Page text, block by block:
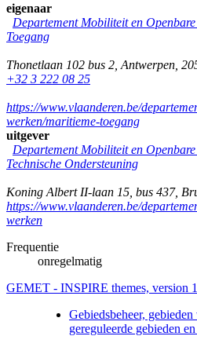
eigenaar
Departement Mobiliteit en
Toegang
Thonetlaan 102 bus 2 Antwerpen
+32 3 222 08 25
https://www.vlaanderen.be/
werken/maritieme-toegang
uitgever
Departement Mobiliteit en
Technische Ondersteuning
Koning Albert II-laan 15, bus 437,
https://www.vlaanderen.be/
werken
Frequentie
onregelmatig
GEMET - INSPIRE themes, version
Gebiedsbeheer,
gereguleerde gebieden